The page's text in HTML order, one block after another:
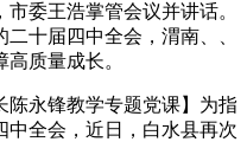
委王浩掌管会议并讲话。
十届四中全会，渭南、、
质量成长。
永锋教学专题党课】为指
中全会，近日，白水县再次